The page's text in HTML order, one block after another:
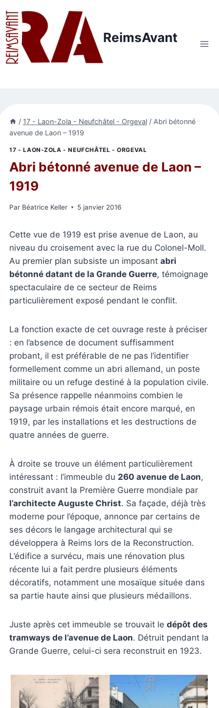
au
contenu
ReimsAvant
/ 17 - Laon-Zola - Neufchâtel - Orgeval / Abri bétonné
avenue de Laon – 1919
17 - LAON-ZOLA - NEUFCHÂTEL - ORGEVAL
Abri bétonné avenue de Laon –
1919
Par Béatrice Keller 5 janvier 2016
Cette vue de 1919 est prise avenue de Laon, au
niveau du croisement avec la rue du Colonel-Moll.
Au premier plan subsiste un imposantabri
bétonné datant de la Grande Guerre, témoignage
spectaculaire de ce secteur de Reims
particulièrement exposé pendant le conflit.
La fonction exacte de cet ouvrage reste à préciser
: en l’absence de document suffisamment
probant, il est préférable de ne pas l’identifier
formellement comme un abri allemand, un poste
militaire ou un refuge destiné à la population civile.
Sa présence rappelle néanmoins combien le
paysage urbain rémois était encore marqué, en
1919, par les installations et les destructions de
quatre années de guerre.
À droite se trouve un élément particulièrement
intéressant : l’immeuble du 260 avenue de Laon,
construit avant la Première Guerre mondiale par
l’architecte Auguste Christ. Sa façade, déjà très
moderne pour l’époque, annonce par certains de
ses décors le langage architectural qui se
développera à Reims lors de la Reconstruction.
L’édifice a survécu, mais une rénovation plus
récente lui a fait perdre plusieurs éléments
décoratifs, notamment une mosaïque située dans
sa partie haute ainsi que plusieurs médaillons.
Juste après cet immeuble se trouvait ledépôt des
tramways de l’avenue de Laon. Détruit pendant la
Grande Guerre, celui-ci sera reconstruit en 1923.